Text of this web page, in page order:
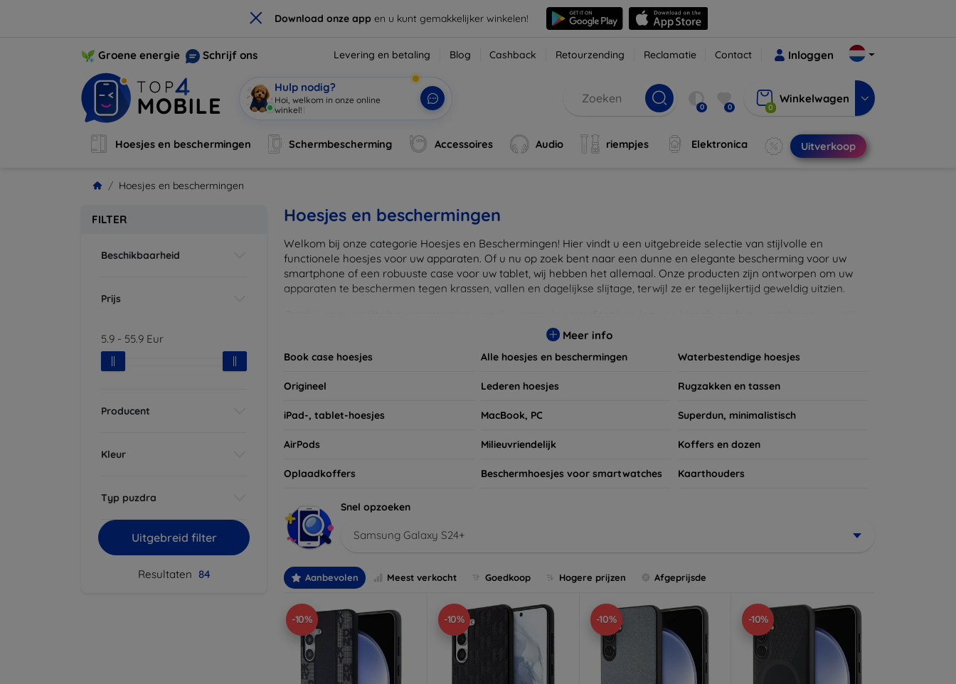
× Download onze app en u kunt gemakkelijker winkelen!
Groene energie Schrijf ons Levering en betaling Blog Cashback Retourzending Reclamatie Contact Inloggen
Hulp nodig?
Ik ben| 0 0 0
Winkelwagen
Hoesjes en beschermingen Schermbescherming Accessoires Audio riempjes Elektronica Uitverkoop
Hoesjes en beschermingen
FILTER
Beschikbaarheid
Prijs
5.9 - 55.9 Eur
Producent
Kleur
Typ puzdra
Uitgebreid filter
Resultaten 84
Hoesjes en beschermingen
Welkom bij onze categorie Hoesjes en Beschermingen! Hier vindt u een uitgebreide selectie van stijlvolle en
functionele hoesjes voor uw apparaten. Of u nu op zoek bent naar een dunne en elegante bescherming voor uw
smartphone of een robuuste case voor uw tablet, wij hebben het allemaal. Onze producten zijn ontworpen om uw
apparaten te beschermen tegen krassen, vallen en dagelijkse slijtage, terwijl ze er tegelijkertijd geweldig uitzien.
Vergeet niet om ook naar onze schermbeschermers en andere accessoires te kijken voor een complete bescherming
van uw apparaten. Shop nu en geef uw apparaat de bescherming die het verdient!
Meer info
Book case hoesjes Alle hoesjes en beschermingen Waterbestendige hoesjes
Origineel Lederen hoesjes Rugzakken en tassen
iPad-, tablet-hoesjes MacBook, PC Superdun, minimalistisch
AirPods Milieuvriendelijk Koffers en dozen
Oplaadkoffers Beschermhoesjes voor smartwatches Kaarthouders
Snel opzoeken
Samsung Galaxy S24+
Aanbevolen Meest verkocht Goedkoop Hogere prijzen Afgeprijsde
-10% -10% -10% -10%